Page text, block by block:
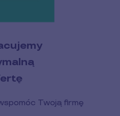
Twoją firmę